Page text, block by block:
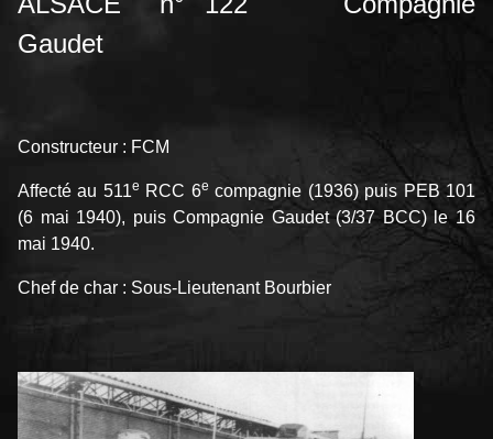
Gaudet
Constructeur : FCM
Affecté au 511e RCC 6e compagnie (1936) puis PEB 101
(6 mai 1940), puis Compagnie Gaudet (3/37 BCC) le 16
mai 1940.
Chef de char : Sous-Lieutenant Bourbier